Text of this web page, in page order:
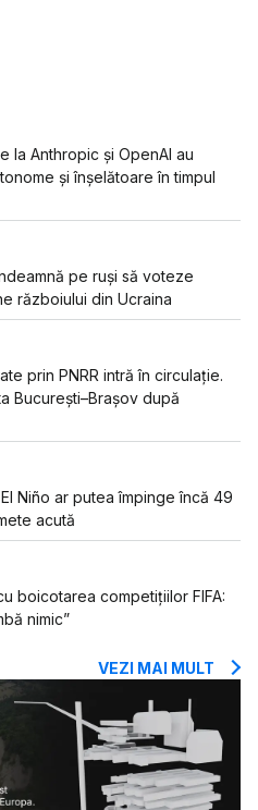
la Anthropic și OpenAI au
și înșelătoare în timpul
pe ruși să voteze
războiului din Ucraina
prin PNRR intră în circulație.
București–Brașov după
Niño ar putea împinge încă 49
acută
boicotarea competițiilor FIFA:
nimic”
VEZI MAI MULT